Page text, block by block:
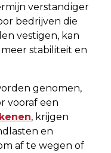
verstandiger
bedrijven die
vestigen, kan
stabiliteit en
genomen,
vooraf een
, krijgen
en
af te wegen of